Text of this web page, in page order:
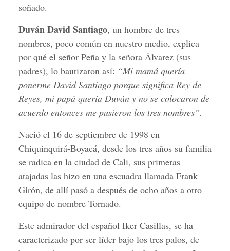
soñado.
Duván David Santiago, un hombre de tres
nombres, poco común en nuestro medio, explica
por qué el señor Peña y la señora Álvarez (sus
padres), lo bautizaron así: “Mi mamá quería
ponerme David Santiago porque significa Rey de
Reyes, mi papá quería Duván y no se colocaron de
acuerdo entonces me pusieron los tres nombres”.
Nació el 16 de septiembre de 1998 en
Chiquinquirá-Boyacá, desde los tres años su familia
se radica en la ciudad de Cali, sus primeras
atajadas las hizo en una escuadra llamada Frank
Girón, de allí pasó a después de ocho años a otro
equipo de nombre Tornado.
Este admirador del español Iker Casillas, se ha
caracterizado por ser líder bajo los tres palos, de